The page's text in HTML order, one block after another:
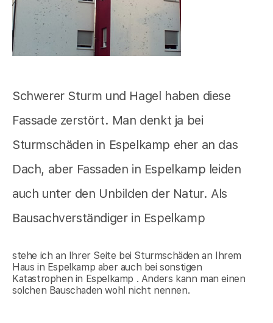
Schwerer Sturm und Hagel haben diese
Fassade zerstört. Man denkt ja bei
Sturmschäden in Espelkamp eher an das
Dach, aber Fassaden in Espelkamp leiden
auch unter den Unbilden der Natur. Als
Bausachverständiger in Espelkamp
stehe ich an Ihrer Seite bei Sturmschäden an Ihrem
Haus in Espelkamp aber auch bei sonstigen
Katastrophen in Espelkamp . Anders kann man einen
solchen Bauschaden wohl nicht nennen.